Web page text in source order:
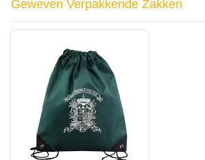
Geweven Verpakkende Zakken